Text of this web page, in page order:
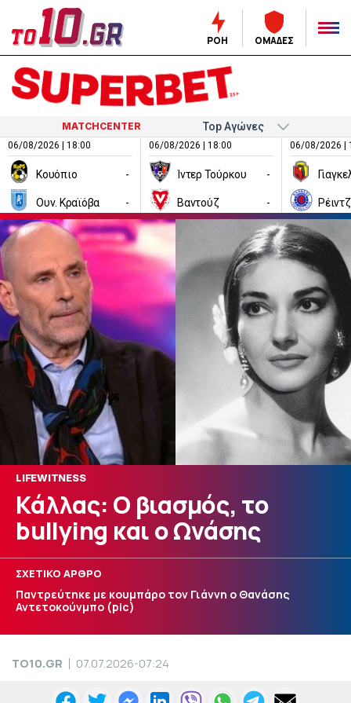
ΡΟΗ ΟΜΑΔΕΣ
MATCHCENTER
06/08/2026 | 18:00
Κουόπιο -
Ουν. Κραϊόβα -
06/08/2026 | 18:00
Ίντερ Τούρκου -
Βαντούζ -
06/08/2026 |
LIFEWITNESS
Κάλλας: Ο βιασμός, το
bullying και ο Ωνάσης
ΣΧΕΤΙΚΟ ΑΡΘΡΟ
Παντρεύτηκε με κουμπάρο τον Γιάννη ο Θανάσης
Αντετοκούνμπο (pic)
TO10.GR 07.07.2026-07:24